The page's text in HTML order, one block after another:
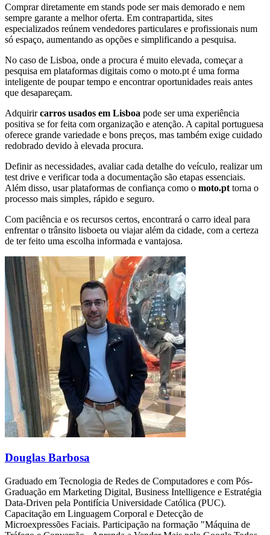
Comprar diretamente em stands pode ser mais demorado e nem
sempre garante a melhor oferta. Em contrapartida, sites
especializados reúnem vendedores particulares e profissionais num
só espaço, aumentando as opções e simplificando a pesquisa.
No caso de Lisboa, onde a procura é muito elevada, começar a
pesquisa em plataformas digitais como o moto.pt é uma forma
inteligente de poupar tempo e encontrar oportunidades reais antes
que desapareçam.
Adquirircarros usados em Lisboa pode ser uma experiência
positiva se for feita com organização e atenção. A capital portuguesa
oferece grande variedade e bons preços, mas também exige cuidado
redobrado devido à elevada procura.
Definir as necessidades, avaliar cada detalhe do veículo, realizar um
test drive e verificar toda a documentação são etapas essenciais.
Além disso, usar plataformas de confiança como o moto.pttorna o
processo mais simples, rápido e seguro.
Com paciência e os recursos certos, encontrará o carro ideal para
enfrentar o trânsito lisboeta ou viajar além da cidade, com a certeza
de ter feito uma escolha informada e vantajosa.
Douglas Barbosa
Graduado em Tecnologia de Redes de Computadores e com Pós-
Graduação em Marketing Digital, Business Intelligence e Estratégia
Data-Driven pela Pontifícia Universidade Católica (PUC).
Capacitação em Linguagem Corporal e Detecção de
Microexpressões Faciais. Participação na formação "Máquina de